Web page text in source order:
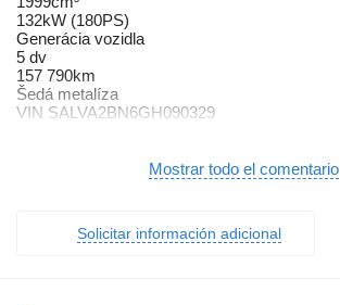
132kW (180PS)
Generácia vozidla
5 dv
157 790km
Šedá metalíza
VIN SALVA2BN6GH090329
Radenie pod volantom
Mostrar todo el comentario
Solicitar información adicional